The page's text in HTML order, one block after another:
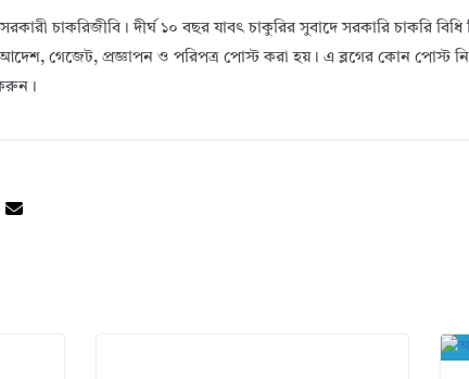
চাকরিজীবি। দীর্ঘ ১০ বছর যাবৎ চাকুরির সুবাদে সরকারি চাকরি
আদেশ, গেজেট, প্রজ্ঞাপন ও পরিপত্র পোস্ট করা হয়। এ ব্লগের কোন পোস্ট